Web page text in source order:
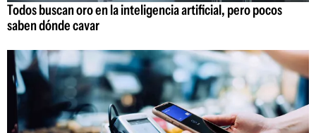
Todos buscan oro en la inteligencia artificial, pero pocos
saben dónde cavar